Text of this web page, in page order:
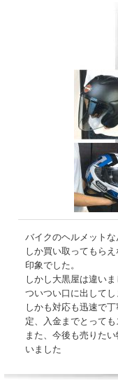
バイクのヘルメット
しか買い取ってもら
印象でした。
しかし大黒屋は違い
ついつい口に出してし
しかも対応も迅速で
定、入金までとっても
また、今後も売りた
いました